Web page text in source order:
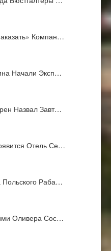
Компан…
Начали Эксп…
Назвал Завт…
Отель Се…
Польского Раба…
Оливера Сос…